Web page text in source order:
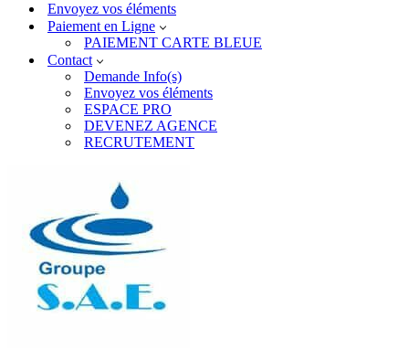
Envoyez vos éléments
Paiement en Ligne
PAIEMENT CARTE BLEUE
Contact
Demande Info(s)
Envoyez vos éléments
ESPACE PRO
DEVENEZ AGENCE
RECRUTEMENT